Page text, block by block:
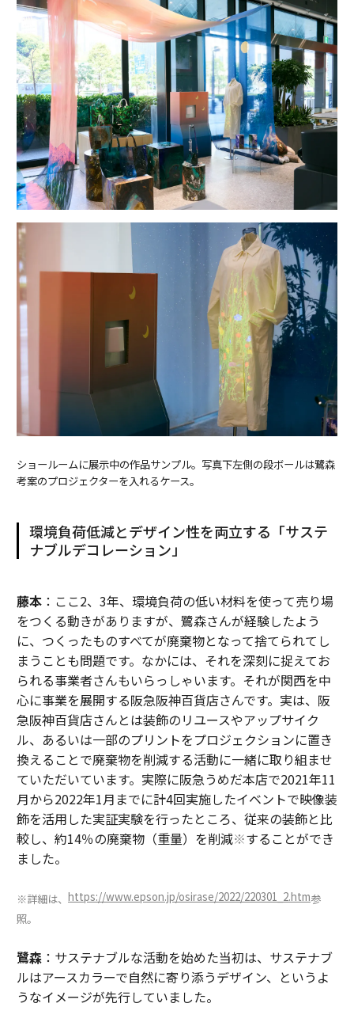
ショールームに展示中の作品サンプル。写真下左側の段ボールは鷺森
考案のプロジェクターを入れるケース。
環境負荷低減とデザイン性を両立する「サステ
ナブルデコレーション」
藤本：ここ2、3年、環境負荷の低い材料を使って売り場
をつくる動きがありますが、鷺森さんが経験したよう
に、つくったものすべてが廃棄物となって捨てられてし
まうことも問題です。なかには、それを深刻に捉えてお
られる事業者さんもいらっしゃいます。それが関西を中
心に事業を展開する阪急阪神百貨店さんです。実は、阪
急阪神百貨店さんとは装飾のリユースやアップサイク
ル、あるいは一部のプリントをプロジェクションに置き
換えることで廃棄物を削減する活動に一緒に取り組ませ
ていただいています。実際に阪急うめだ本店で2021年11
月から2022年1月までに計4回実施したイベントで映像装
飾を活用した実証実験を行ったところ、従来の装飾と比
較し、約14％の廃棄物（重量）を削減※することができ
ました。
※詳細は、 https://www.epson.jp/osirase/2022/220301_2.htm参
照。
鷺森：サステナブルな活動を始めた当初は、サステナブ
ルはアースカラーで自然に寄り添うデザイン、というよ
うなイメージが先行していました。